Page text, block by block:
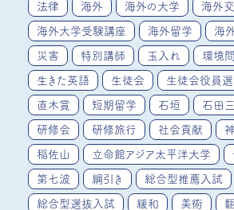
法律 海外 海外の大学 海外
海外大学受験講座 海外留学 海
災害 特別講師 玉入れ 環境
生きた英語 生徒会 生徒会役員
直木賞 短期留学 石垣 石田
研修会 研修旅行 社会貢献
稲佐山 立命館アジア太平洋大学
第七波 綱引き 総合型推薦入試
総合型選抜入試 緩和 美術